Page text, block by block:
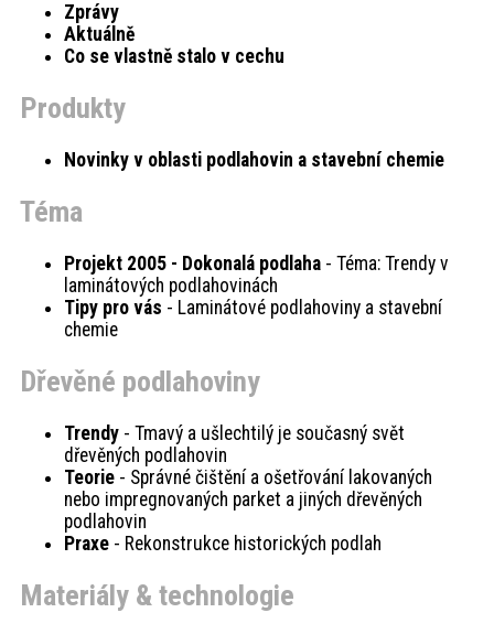
Zprávy
Aktuálně
Co se vlastně stalo v cechu
Produkty
Novinky v oblasti podlahovin a stavební chemie
Téma
Projekt 2005 - Dokonalá podlaha- Téma: Trendy v
laminátových podlahovinách
Tipy pro vás - Laminátové podlahoviny a stavební
chemie
Dřevěné podlahoviny
Trendy- Tmavý a ušlechtilý je současný svět
dřevěných podlahovin
Teorie- Správné čištění a ošetřování lakovaných
nebo impregnovaných parket a jiných dřevěných
podlahovin
Praxe- Rekonstrukce historických podlah
Materiály & technologie